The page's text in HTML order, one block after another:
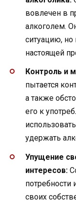
вовлечен в
алкоголем.
ситуацию, но
настоящей
Контроль и
пытается
а также
его к
удержать
Упущение
интересов:
своих